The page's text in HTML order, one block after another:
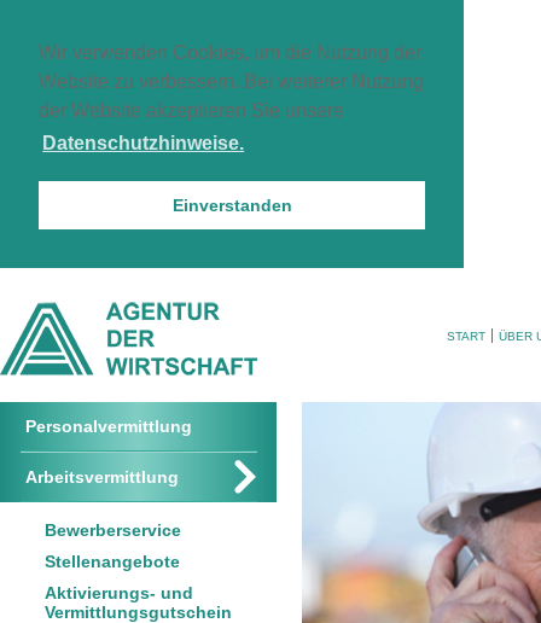
Wir verwenden Cookies, um die Nutzung der
Website zu verbessern. Bei weiterer Nutzung
der Website akzeptieren Sie unsere
Datenschutzhinweise.
Einverstanden
START ÜBER
Personalvermittlung
Arbeitsvermittlung
Bewerberservice
Stellenangebote
Aktivierungs- und
Vermittlungsgutschein